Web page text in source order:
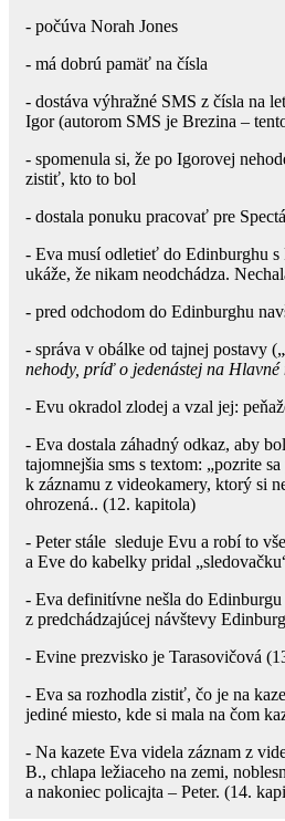
- počúva Norah Jones
- má dobrú pamäť na čísla
- dostáva výhražné SMS z čísla na
Igor (autorom SMS je Brezina –
- spomenula si, že po Igorovej
zistiť, kto to bol
- dostala ponuku pracovať pre
- Eva musí odletieť do Edinburghu s
ukáže, že nikam neodchádza.
- pred odchodom do Edinburghu
- správa v obálke od tajnej postavy („
nehody, príď o jedenástej na
- Evu okradol zlodej a vzal jej:
- Eva dostala záhadný odkaz, aby
tajomnejšia sms s textom: „pozrite
k záznamu z videokamery, ktorý si
ohrozená.. (12. kapitola)
- Peter stále sleduje Evu a robí to
a Eve do kabelky pridal
- Eva definitívne nešla do Edinburgu
z predchádzajúcej návštevy
- Evine prezvisko je Tarasovičová
- Eva sa rozhodla zistiť, čo je na
jediné miesto, kde si mala na čom
- Na kazete Eva videla záznam z
B., chlapa ležiaceho na zemi,
a nakoniec policajta – Peter. (14.